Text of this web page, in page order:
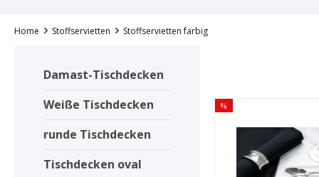
Home Stoffservietten Stoffservietten farbig
Damast-Tischdecken
Weiße Tischdecken
runde Tischdecken
Tischdecken oval
%